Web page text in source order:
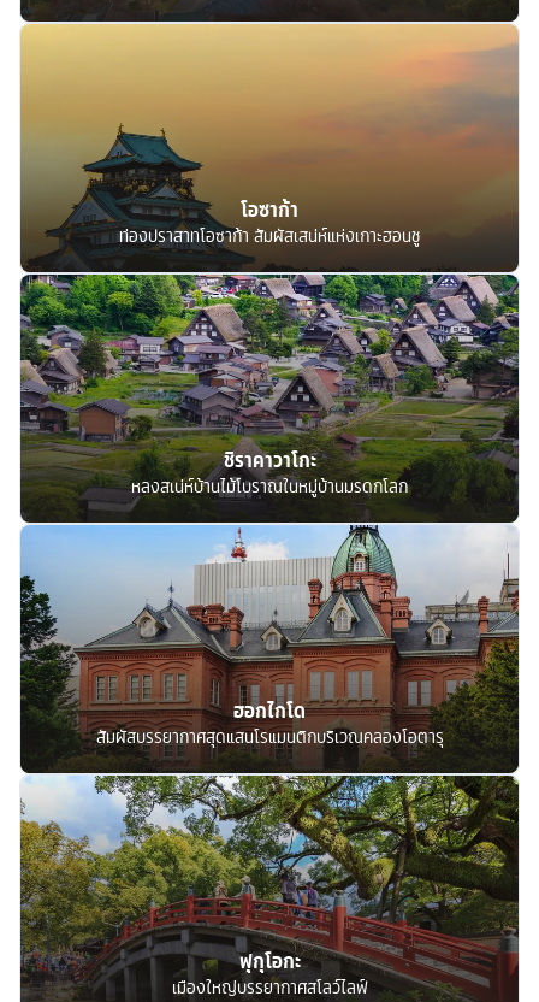
โอซาก้า
ท่องปราสาทโอซาก้า สัมผัสเสน่ห์แห่งเกาะฮอนชู
ชิราคาวาโกะ
หลงสเน่ห์บ้านไม้โบราณในหมู่บ้านมรดกโลก
ฮอกไกโด
สัมผัสบรรยากาศสุดแสนโรแมนติกบริเวณคลองโอตารุ
ฟุกุโอกะ
เมืองใหญ่บรรยากาศสโลว์ไลฟ์